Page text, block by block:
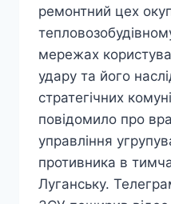
ремонтний цех
мережах
удару та його
стратегічних
повідомило про
управління
противника в
Луганську.